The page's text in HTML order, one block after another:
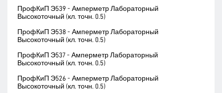
ПрофКиП Э539 - Амперметр Лабораторный
Высокоточный (кл. точн. 0.5)
ПрофКиП Э538 - Амперметр Лабораторный
Высокоточный (кл. точн. 0.5)
ПрофКиП Э537 - Амперметр Лабораторный
Высокоточный (кл. точн. 0.5)
ПрофКиП Э526 - Амперметр Лабораторный
Высокоточный (кл. точн. 0.5)